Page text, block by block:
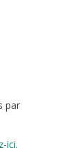
par
ici.